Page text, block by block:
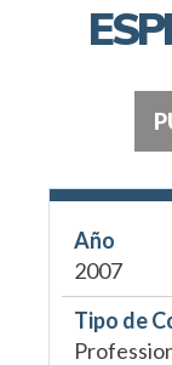
Año
2007
Tipo de